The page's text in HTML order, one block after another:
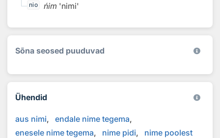
nio ńim 'nimi'
Sõna seosed puuduvad
Ühendid
aus nimi
endale nime tegema
enesele nime tegema
nime pidi nime poolest